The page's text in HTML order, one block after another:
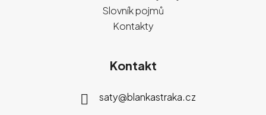
Slovník pojmů
Kontakty
Kontakt
saty@blankastraka.cz